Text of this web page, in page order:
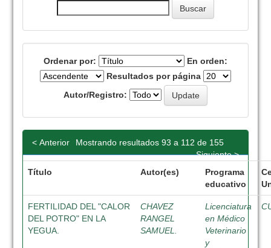
Ordenar por:
En orden:
Resultados por página
Autor/Registro:
Mostrando resultados 93 a 112 de 155
< Anterior
Siguiente >
Título
Autor(es)
Programa
educativo
FERTILIDAD DEL "CALOR
DEL POTRO" EN LA
YEGUA.
CHAVEZ
RANGEL
SAMUEL.
Licenciatura
en Médico
Veterinario
y